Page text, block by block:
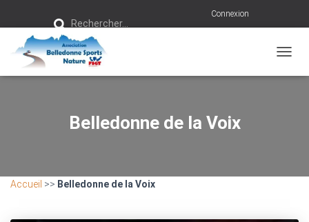
:
Rechercher…
Connexion
Belledonne de la Voix
Accueil >> Belledonne de la Voix